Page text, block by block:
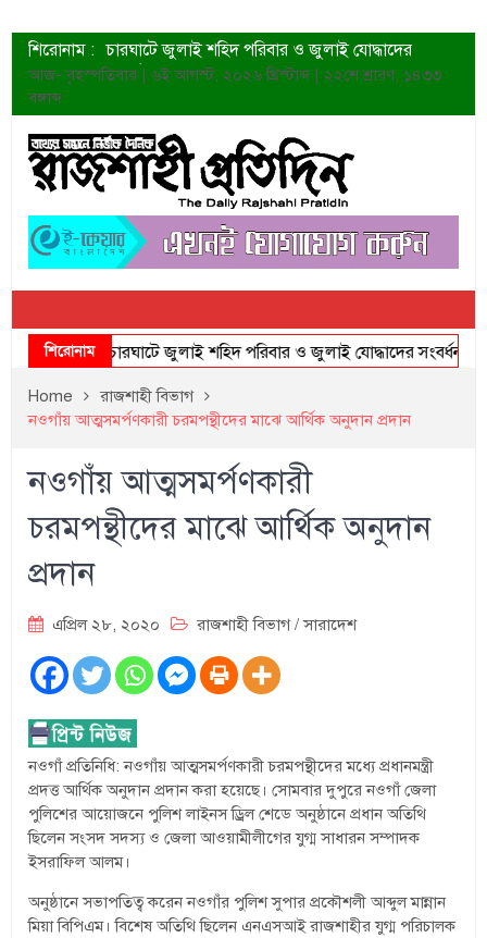
শিরোনাম : চারঘাটে জুলাই শহিদ পরিবার ও জুলাই যোদ্ধাদের
সংবর্ধনা
ত্বক ভালো রাখতে যে ৫ কাজ করবেন
জুলাই স্মৃতি জাদুঘরের দুয়ার খুলেছে উদ্বোধন করলেন
প্রধানমন্ত্রী
শাহরুখের নতুন সিনেমার লুক
কোয়ার্টার ফাইনালে নেইমারের দুর্দান্ত অ্যাসিস্টে সান্তোস
ডেনিস লিয়ামিন রাশিয়ার ড্রোন বাহিনীর প্রধান হলেন
জুলাই শহিদদের আত্মত্যাগ জাতি চিরকাল শ্রদ্ধার সাথে
স্মরণ করবে: ভূমিমন্ত্রী
আজ- বৃহস্পতিবার | ৬ই আগস্ট, ২০২৬ খ্রিস্টাব্দ | ২২শে শ্রাবণ, ১৪৩৩
বঙ্গাব্দ
শিরোনামচারঘাটে জুলাই শহিদ পরিবার ও জুলাই যোদ্ধাদের সংবর্ধনা
Home
রাজশাহী বিভাগ
নওগাঁয় আত্মসমর্পণকারী চরমপন্থীদের মাঝে আর্থিক অনুদান প্রদান
নওগাঁয় আত্মসমর্পণকারী
চরমপন্থীদের মাঝে আর্থিক অনুদান
প্রদান
এপ্রিল ২৮, ২০২০ রাজশাহী বিভাগ/সারাদেশ
নওগাঁ প্রতিনিধি: নওগাঁয় আত্মসমর্পণকারী চরমপন্থীদের মধ্যে প্রধানমন্ত্রী
প্রদত্ত আর্থিক অনুদান প্রদান করা হয়েছে। সোমবার দুপুরে নওগাঁ জেলা
পুলিশের আয়োজনে পুলিশ লাইনস ড্রিল শেডে অনুষ্ঠানে প্রধান অতিথি
ছিলেন সংসদ সদস্য ও জেলা আওয়ামীলীগের যুগ্ম সাধারন সম্পাদক
ইসরাফিল আলম।
অনুষ্ঠানে সভাপতিত্ব করেন নওগাঁর পুলিশ সুপার প্রকৌশলী আব্দুল মান্নান
মিয়া বিপিএম। বিশেষ অতিথি ছিলেন এনএসআই রাজশাহীর যুগ্ম পরিচালক